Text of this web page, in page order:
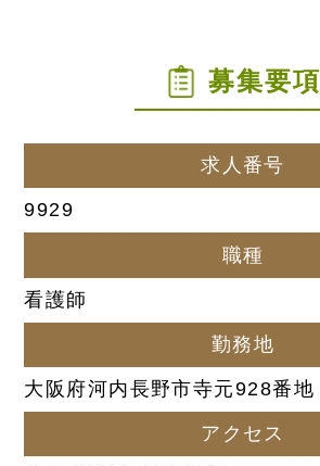
募集要項
求人番号
9929
職種
看護師
勤務地
大阪府河内長野市寺元928番地
アクセス